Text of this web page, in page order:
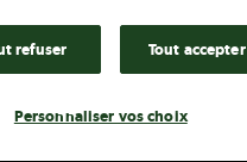
refuser Tout accepter
Personnaliser vos choix